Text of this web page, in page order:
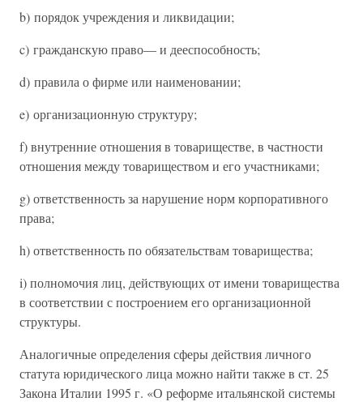
b) порядок учреждения и ликвидации;
c) гражданскую право— и дееспособность;
d) правила о фирме или наименовании;
e) организационную структуру;
f) внутренние отношения в товариществе, в частности
отношения между товариществом и его участниками;
g) ответственность за нарушение норм корпоративного
права;
h) ответственность по обязательствам товарищества;
i) полномочия лиц, действующих от имени товарищества
в соответствии с построением его организационной
структуры.
Аналогичные определения сферы действия личного
статута юридического лица можно найти также в ст. 25
Закона Италии 1995 г. «О реформе итальянской системы